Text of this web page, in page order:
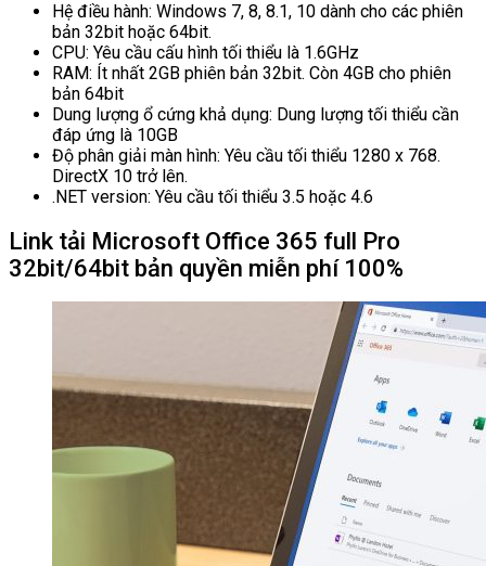
Hệ điều hành: Windows 7, 8, 8.1, 10 dành cho các phiên
bản 32bit hoặc 64bit.
CPU: Yêu cầu cấu hình tối thiểu là 1.6GHz
RAM: Ít nhất 2GB phiên bản 32bit. Còn 4GB cho phiên
bản 64bit
Dung lượng ổ cứng khả dụng: Dung lượng tối thiểu cần
đáp ứng là 10GB
Độ phân giải màn hình: Yêu cầu tối thiểu 1280 x 768.
DirectX 10 trở lên.
.NET version: Yêu cầu tối thiểu 3.5 hoặc 4.6
Link tải Microsoft Office 365 full Pro
32bit/64bit bản quyền miễn phí 100%